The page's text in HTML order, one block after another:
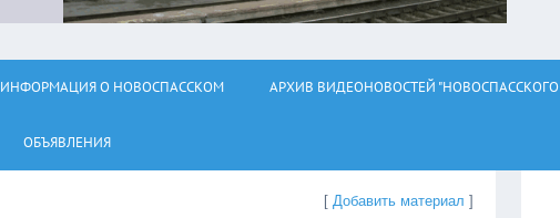
ИНФОРМАЦИЯ О НОВОСПАССКОМ АРХИВ ВИДЕОНОВОСТЕЙ "НОВОСПАССКОГО
ОБЪЯВЛЕНИЯ
[Добавить материал ]